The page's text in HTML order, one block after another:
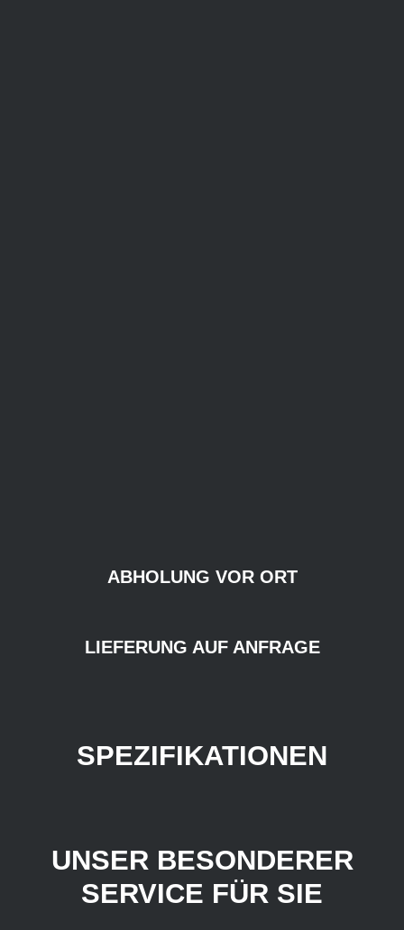
ABHOLUNG VOR ORT
LIEFERUNG AUF ANFRAGE
SPEZIFIKATIONEN
UNSER BESONDERER
SERVICE FÜR SIE